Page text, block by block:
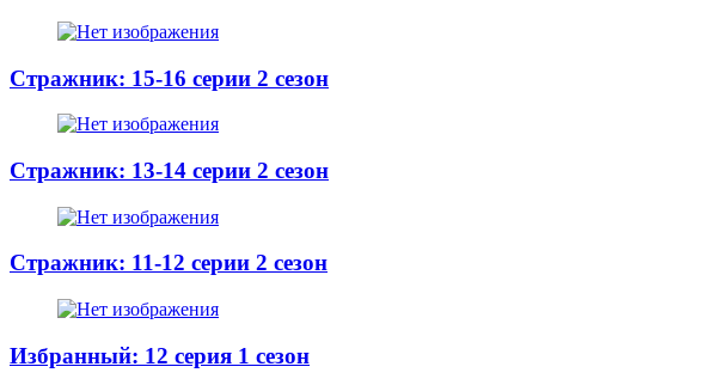
Стражник: 15-16 серии 2 сезон
Стражник: 13-14 серии 2 сезон
Стражник: 11-12 серии 2 сезон
Избранный: 12 серия 1 сезон